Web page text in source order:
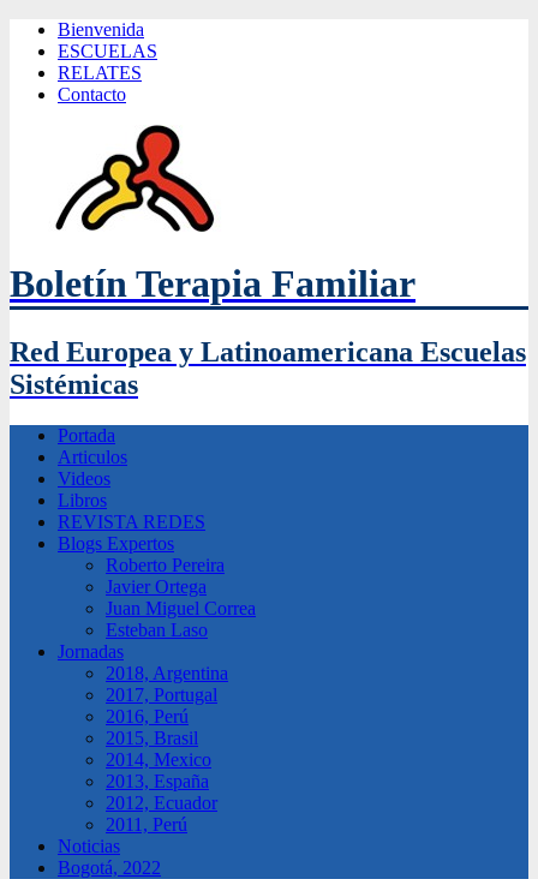
Bienvenida
ESCUELAS
RELATES
Contacto
Boletín Terapia Familiar
Red Europea y Latinoamericana Escuelas
Sistémicas
Portada
Articulos
Videos
Libros
REVISTA REDES
Blogs Expertos
Roberto Pereira
Javier Ortega
Juan Miguel Correa
Esteban Laso
Jornadas
2018, Argentina
2017, Portugal
2016, Perú
2015, Brasil
2014, Mexico
2013, España
2012, Ecuador
2011, Perú
Noticias
Bogotá, 2022